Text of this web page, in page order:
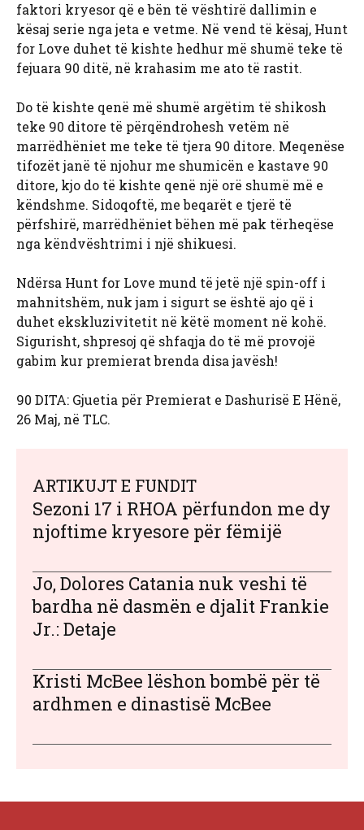
faktori kryesor që e bën të vështirë dallimin e
kësaj serie nga jeta e vetme. Në vend të kësaj, Hunt
for Love duhet të kishte hedhur më shumë teke të
fejuara 90 ditë, në krahasim me ato të rastit.
Do të kishte qenë më shumë argëtim të shikosh
teke 90 ditore të përqëndrohesh vetëm në
marrëdhëniet me teke të tjera 90 ditore. Meqenëse
tifozët janë të njohur me shumicën e kastave 90
ditore, kjo do të kishte qenë një orë shumë më e
këndshme. Sidoqoftë, me beqarët e tjerë të
përfshirë, marrëdhëniet bëhen më pak tërheqëse
nga këndvështrimi i një shikuesi.
Ndërsa Hunt for Love mund të jetë një spin-off i
mahnitshëm, nuk jam i sigurt se është ajo që i
duhet ekskluzivitetit në këtë moment në kohë.
Sigurisht, shpresoj që shfaqja do të më provojë
gabim kur premierat brenda disa javësh!
90 DITA: Gjuetia për Premierat e Dashurisë E Hënë,
26 Maj, në TLC.
ARTIKUJT E FUNDIT
Sezoni 17 i RHOA përfundon me dy
njoftime kryesore për fëmijë
Jo, Dolores Catania nuk veshi të
bardha në dasmën e djalit Frankie
Jr.: Detaje
Kristi McBee lëshon bombë për të
ardhmen e dinastisë McBee